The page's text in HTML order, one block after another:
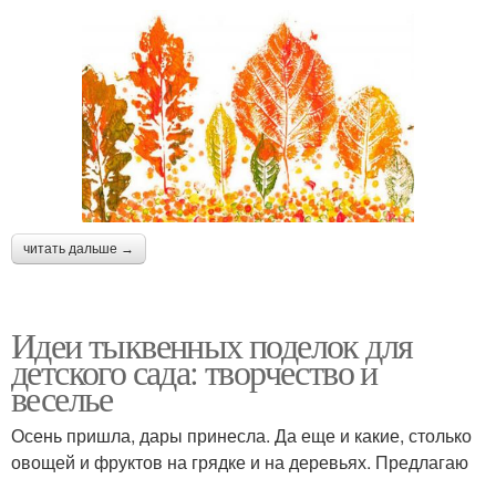
читать дальше →
Идеи тыквенных поделок для
детского сада: творчество и
веселье
Осень пришла, дары принесла. Да еще и какие, столько
овощей и фруктов на грядке и на деревьях. Предлагаю